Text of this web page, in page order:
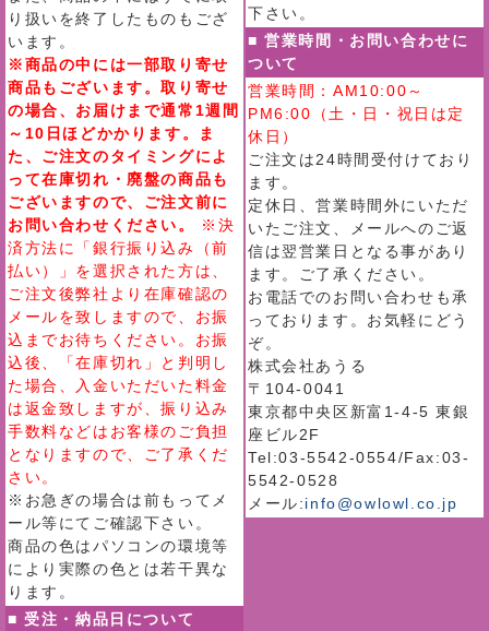
り扱いを終了したものもござ
います。
※商品の中には一部取り寄せ
商品もございます。取り寄せ
の場合、お届けまで通常1週間
～10日ほどかかります。ま
た、ご注文のタイミングによ
って在庫切れ・廃盤の商品も
ございますので、ご注文前に
お問い合わせください。
※決
済方法に「銀行振り込み（前
払い）」を選択された方は、
ご注文後弊社より在庫確認の
メールを致しますので、お振
込までお待ちください。お振
込後、「在庫切れ」と判明し
た場合、入金いただいた料金
は返金致しますが、振り込み
手数料などはお客様のご負担
となりますので、ご了承くだ
さい。
※お急ぎの場合は前もってメ
ール等にてご確認下さい。
商品の色はパソコンの環境等
により実際の色とは若干異な
ります。
■ 受注・納品日について
下さい。
■ 営業時間・お問い合わせに
ついて
営業時間：AM10:00～
PM6:00（土・日・祝日は定
休日）
ご注文は24時間受付けており
ます。
定休日、営業時間外にいただ
いたご注文、メールへのご返
信は翌営業日となる事があり
ます。ご了承ください。
お電話でのお問い合わせも承
っております。お気軽にどう
ぞ。
株式会社あうる
〒104-0041
東京都中央区新富1-4-5 東銀
座ビル2F
Tel:03-5542-0554/Fax:03-
5542-0528
メール:info@owlowl.co.jp